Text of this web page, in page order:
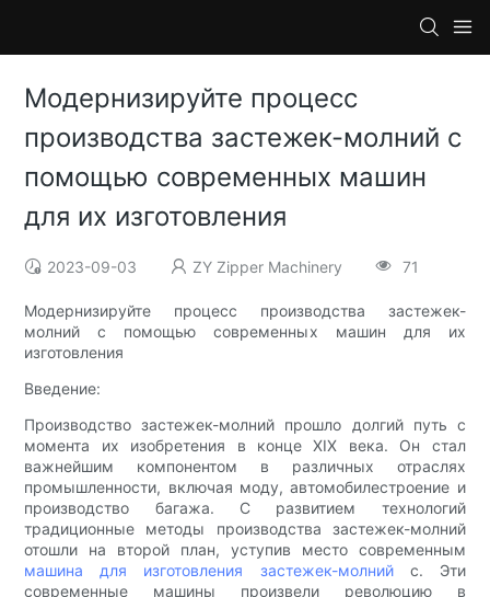
Модернизируйте процесс
производства застежек-молний с
помощью современных машин
для их изготовления
2023-09-03 ZY Zipper Machinery 71
Модернизируйте процесс производства застежек-
молний с помощью современных машин для их
изготовления
Введение:
Производство застежек-молний прошло долгий путь с
момента их изобретения в конце XIX века. Он стал
важнейшим компонентом в различных отраслях
промышленности, включая моду, автомобилестроение и
производство багажа. С развитием технологий
традиционные методы производства застежек-молний
отошли на второй план, уступив место современным
машина для изготовления застежек-молний с. Эти
современные машины произвели революцию в